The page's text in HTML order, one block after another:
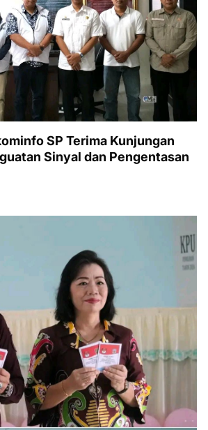
SP Terima Kunjungan
Sinyal dan Pengentasan